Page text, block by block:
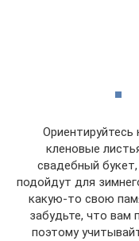
кленовые
свадебный
подойдут для
какую-то свою
забудьте, что вам
поэтому